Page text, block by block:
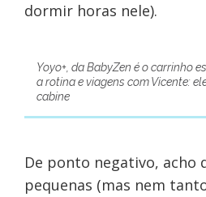
dormir horas nele).
Yoyo+, da BabyZen é o carrinho
a rotina e viagens com Vicente:
cabine
De ponto negativo, acho
pequenas (mas nem